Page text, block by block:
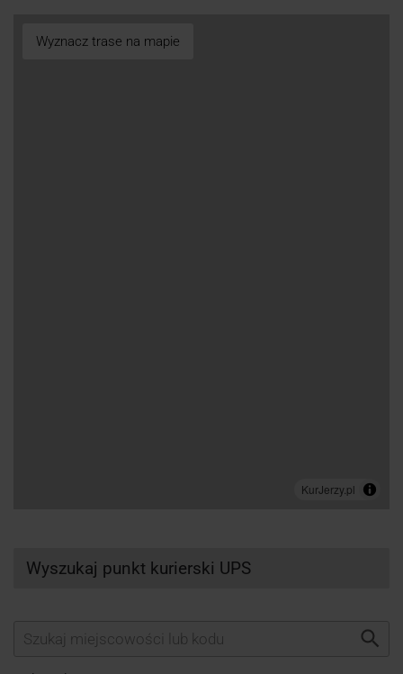
Wyznacz trase na mapie
Wyszukaj punkt kurierski UPS